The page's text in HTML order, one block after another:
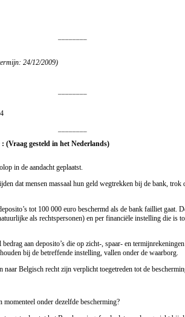
24/12/2009)
(Vraag gesteld in het Nederlands)
in de aandacht geplaatst.
dat mensen massaal hun geld wegtrekken bij de bank,
tot 100 000 euro beschermd als de bank failliet gaat.
als rechtspersonen) en per financiële instelling die is
aan deposito’s die op zicht-, spaar- en
bij de betreffende instelling, vallen onder de waarborg.
naar Belgisch recht zijn verplicht toegetreden tot de
onder dezelfde bescherming?